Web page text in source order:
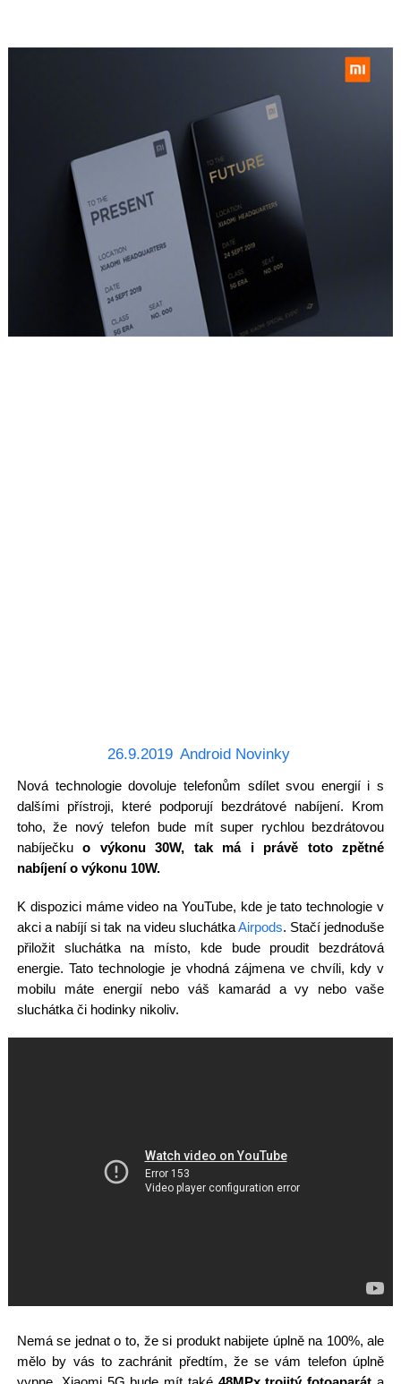
26.9.2019 Android Novinky
Nová technologie dovoluje telefonům sdílet svou energií i s
dalšími přístroji, které podporují bezdrátové nabíjení. Krom
toho, že nový telefon bude mít super rychlou bezdrátovou
nabíječkuo výkonu 30W, tak má i právě toto zpětné
nabíjení o výkonu 10W.
K dispozici máme video na YouTube, kde je tato technologie v
akci a nabíjí si tak na videu sluchátkaAirpods. Stačí jednoduše
přiložit sluchátka na místo, kde bude proudit bezdrátová
energie. Tato technologie je vhodná zájmena ve chvíli, kdy v
mobilu máte energií nebo váš kamarád a vy nebo vaše
sluchátka či hodinky nikoliv.
Nemá se jednat o to, že si produkt nabijete úplně na 100%, ale
mělo by vás to zachránit předtím, že se vám telefon úplně